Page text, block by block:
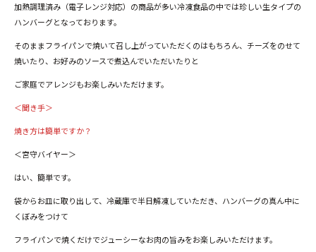
加熱調理済み（電子レンジ対応）の商品が多い冷凍食品の中では珍しい生タイプの
ハンバーグとなっております。
そのままフライパンで焼いて召し上がっていただくのはもちろん、チーズをのせて
焼いたり、お好みのソースで煮込んでいただいたりと
ご家庭でアレンジもお楽しみいただけます。
＜聞き手＞
焼き方は簡単ですか？
＜宮守バイヤー＞
はい、簡単です。
袋からお皿に取り出して、冷蔵庫で半日解凍していただき、ハンバーグの真ん中に
くぼみをつけて
フライパンで焼くだけでジューシーなお肉の旨みをお楽しみいただけます。